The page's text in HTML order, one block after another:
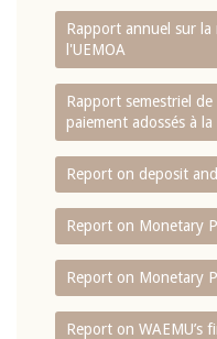
Rapport annuel sur
l'UEMOA
Rapport semestriel de
paiement adossés à
Report on deposit
Report on Monetary
Report on Monetary
Report on WAEMU’s